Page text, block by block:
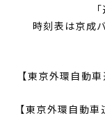
時刻表は京成
【東京外環自動
【東京外環自動